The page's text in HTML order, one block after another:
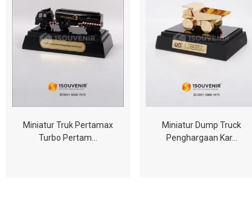
Miniatur Truk Pertamax
Turbo Pertam…
Miniatur Dump Truck
Penghargaan Kar…